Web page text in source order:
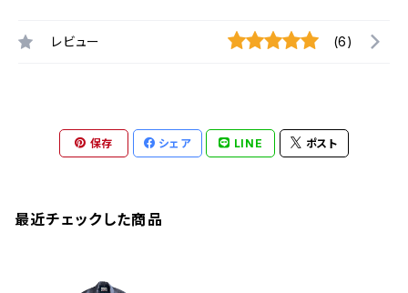
レビュー (6)
保存 シェア LINE ポスト
最近チェックした商品